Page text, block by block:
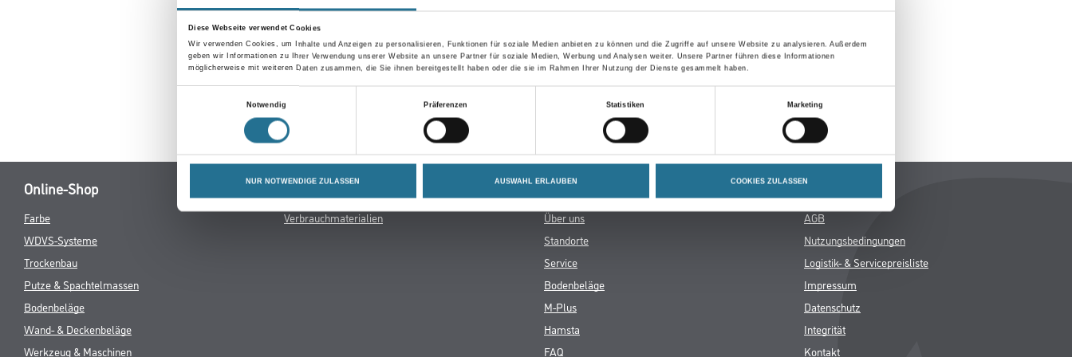
Diese Webseite verwendet Cookies
Wir verwenden Cookies, um Inhalte und Anzeigen zu personalisieren, Funktionen für soziale Medien anbieten zu können und die Zugriffe auf unsere Website zu analysieren. Außerdem
geben wir Informationen zu Ihrer Verwendung unserer Website an unsere Partner für soziale Medien, Werbung und Analysen weiter. Unsere Partner führen diese Informationen
möglicherweise mit weiteren Daten zusammen, die Sie ihnen bereitgestellt haben oder die sie im Rahmen Ihrer Nutzung der Dienste gesammelt haben.
Notwendig
Präferenzen Statistiken Marketing
NUR NOTWENDIGE ZULASSEN AUSWAHL ERLAUBEN COOKIES ZULASSEN
Erkunden Sie in der Zwischenzeit unseren Online-Shop und lassen Sie sich inspirieren.
ZURÜCK ZUM ONLINE-SHOP
Online-Shop
Farbe
WDVS-Systeme
Trockenbau
Putze & Spachtelmassen
Bodenbeläge
Wand- & Deckenbeläge
Werkzeug & Maschinen
Verbrauchmaterialien
CMS GRUPPE COMPANY
Über uns
Standorte
Service
Bodenbeläge
M-Plus
Hamsta
FAQ
Rechtliches
AGB
Nutzungsbedingungen
Logistik- & Servicepreisliste
Impressum
Datenschutz
Integrität
Kontakt